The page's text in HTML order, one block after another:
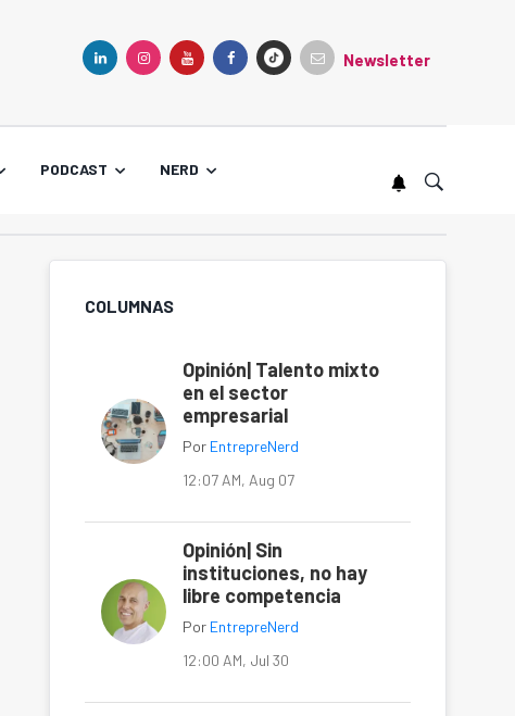
Newsletter
PODCAST NERD
COLUMNAS
Opinión| Talento mixto
en el sector
empresarial
Por EntrepreNerd
12:07 AM, Aug 07
Opinión| Sin
instituciones, no hay
libre competencia
Por EntrepreNerd
12:00 AM, Jul 30